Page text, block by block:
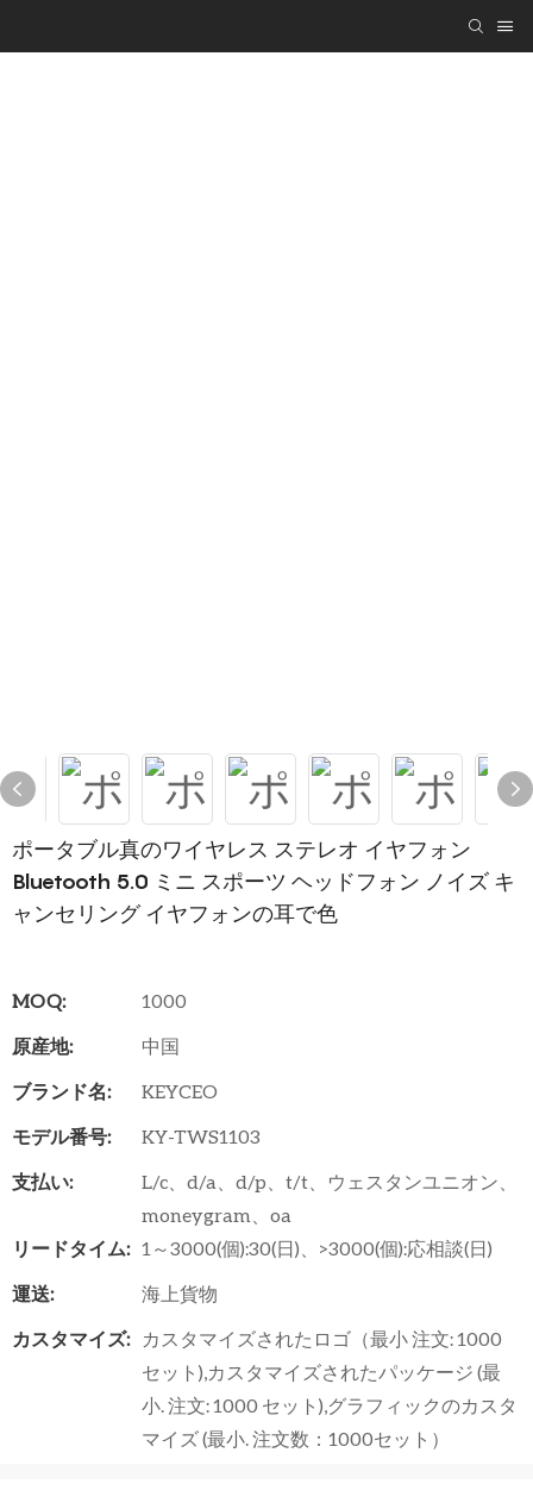
ポータブル真のワイヤレス ステレオ イヤフォン
Bluetooth 5.0 ミニ スポーツ ヘッドフォン ノイズ キ
ャンセリング イヤフォンの耳で色
MOQ:
1000
原産地:
中国
ブランド名:
KEYCEO
モデル番号:
KY-TWS1103
支払い:
L/c、d/a、d/p、t/t、ウェスタンユニオン、
moneygram、oa
リードタイム: 1～3000(個):30(日)、>3000(個):応相談(日)
運送:
海上貨物
カスタマイズ:
カスタマイズされたロゴ（最小 注文: 1000
セット),カスタマイズされたパッケージ (最
小. 注文: 1000 セット),グラフィックのカスタ
マイズ (最小. 注文数：1000セット）